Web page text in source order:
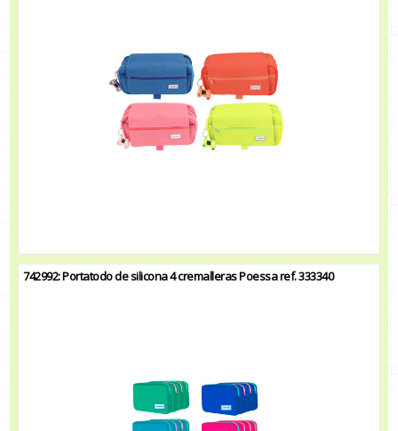
742992: Portatodo de silicona 4 cremalleras Poessa ref. 333340